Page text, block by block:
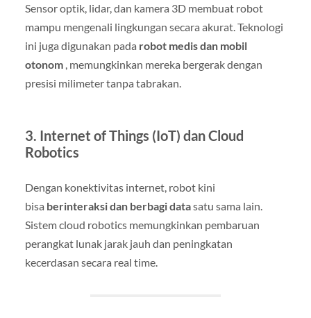
Sensor optik, lidar, dan kamera 3D membuat robot
mampu mengenali lingkungan secara akurat. Teknologi
ini juga digunakan pada robot medis dan mobil
otonom , memungkinkan mereka bergerak dengan
presisi milimeter tanpa tabrakan.
3. Internet of Things (IoT) dan Cloud
Robotics
Dengan konektivitas internet, robot kini
bisa berinteraksi dan berbagi datasatu sama lain.
Sistem cloud robotics memungkinkan pembaruan
perangkat lunak jarak jauh dan peningkatan
kecerdasan secara real time.